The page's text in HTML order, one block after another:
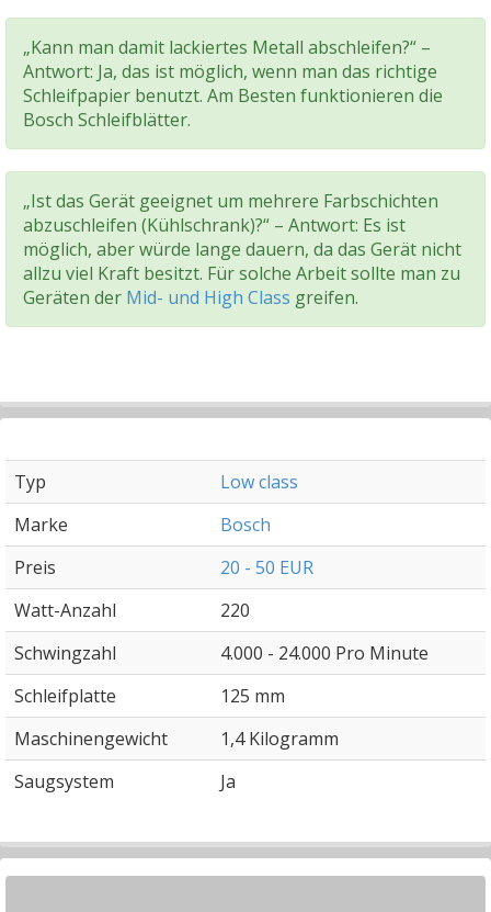
„Kann man damit lackiertes Metall abschleifen?“ –
Antwort: Ja, das ist möglich, wenn man das richtige
Schleifpapier benutzt. Am Besten funktionieren die
Bosch Schleifblätter.
„Ist das Gerät geeignet um mehrere Farbschichten
abzuschleifen (Kühlschrank)?“ – Antwort: Es ist
möglich, aber würde lange dauern, da das Gerät nicht
allzu viel Kraft besitzt. Für solche Arbeit sollte man zu
Geräten der Mid- und High Class greifen.
Typ
Low class
Marke
Bosch
Preis
20 - 50 EUR
Watt-Anzahl
220
Schwingzahl
4.000 - 24.000 Pro Minute
Schleifplatte
125 mm
Maschinengewicht
1,4 Kilogramm
Saugsystem
Ja